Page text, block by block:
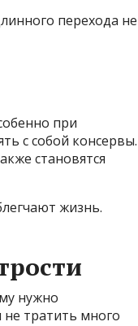
перехода не
при
с собой консервы.
становятся
жизнь.
нужно
тратить много